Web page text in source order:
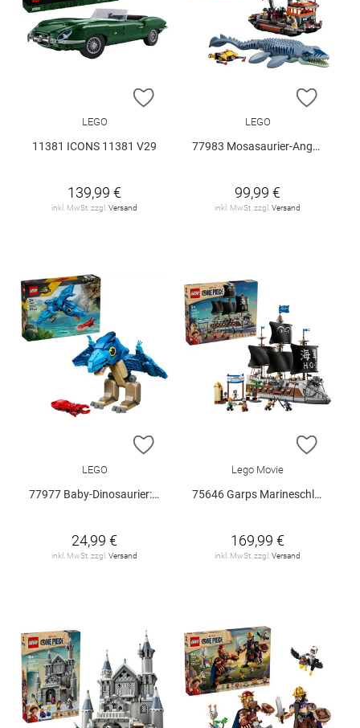
ZUR WUNSCHLISTE HINZUFÜGEN
LEGO
11381 ICONS 11381 V29
139,99 €
inkl. MwSt. zzgl. Versand
ZUR
LEGO
77983 Mosasaurier-Angriff auf das.. V29
99,99 €
inkl. MwSt. zzgl. Versand
ZUR WUNSCHLISTE HINZUFÜGEN
LEGO
77977 Baby-Dinosaurier: Pteranodon V29
24,99 €
inkl. MwSt. zzgl. Versand
ZUR
Lego Movie
75646 Garps Marineschlachtschiff V29
169,99 €
inkl. MwSt. zzgl. Versand